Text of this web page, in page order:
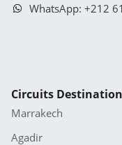
WhatsApp: +212
Circuits
Marrakech
Agadir